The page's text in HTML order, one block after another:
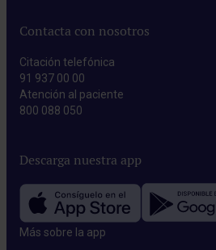
Contacta con nosotros
Citación telefónica
91 937 00 00
Atención al paciente
800 088 050
Descarga nuestra app
Más sobre la app​